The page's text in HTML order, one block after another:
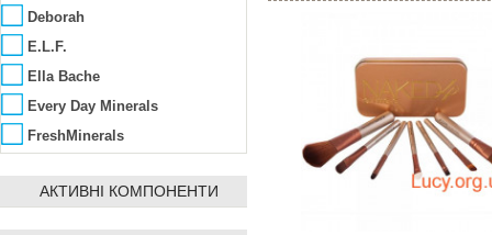
Deborah
E.L.F.
Ella Bache
Every Day Minerals
FreshMinerals
Make Up Me
АКТИВНІ КОМПОНЕНТИ